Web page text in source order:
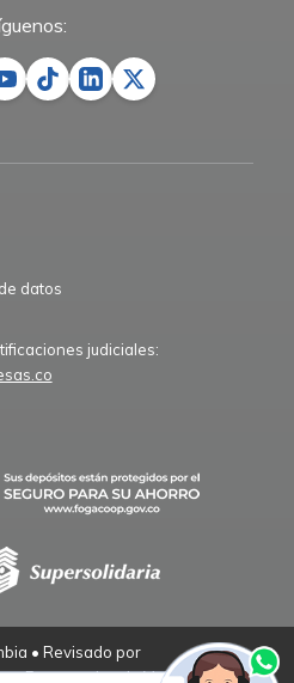
datos
judiciales:
• Revisado por
– Empresarios de Verdad.